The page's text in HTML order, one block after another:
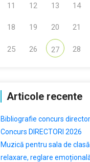
11 12 13 14
18 19 20 21
25 26 27 28
Articole recente
Bibliografie concurs
Concurs DIRECTORI 2026
Muzică pentru sala de
relaxare, reglare